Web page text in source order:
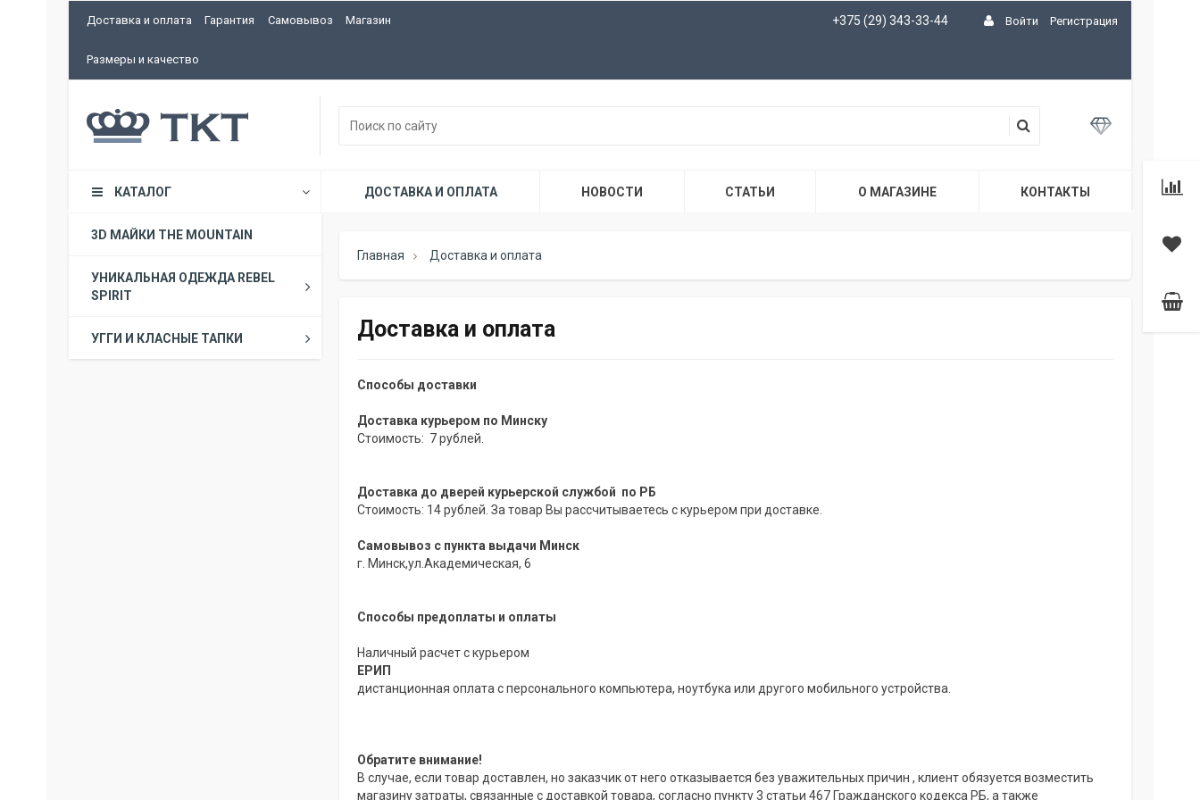
Доставка и оплата Гарантия Самовывоз Магазин
Размеры и качество
+375 (29) 343-33-44 Войти Регистрация
КАТАЛОГ ДОСТАВКА И ОПЛАТА НОВОСТИ СТАТЬИ О МАГАЗИНЕ КОНТАКТЫ
3D МАЙКИ THE MOUNTAIN
УНИКАЛЬНАЯ ОДЕЖДА REBEL
SPIRIT
УГГИ И КЛАСНЫЕ ТАПКИ
Главная Доставка и оплата
Доставка и оплата
Способы доставки
Доставка курьером по Минску
Стоимость: 7 рублей.
Доставка до дверей курьерской службой по РБ
Стоимость: 14 рублей. За товар Вы рассчитываетесь с курьером при доставке.
Самовывоз с пункта выдачи Минск
г. Минск,ул.Академическая, 6
Способы предоплаты и оплаты
Наличный расчет с курьером
ЕРИП
дистанционная оплата с персонального компьютера, ноутбука или другого мобильного устройства.
Обратите внимание!
В случае, если товар доставлен, но заказчик от него отказывается без уважительных причин , клиент обязуется возместить
магазину затраты, связанные с доставкой товара, согласно пункту 3 статьи 467 Гражданского кодекса РБ, а также